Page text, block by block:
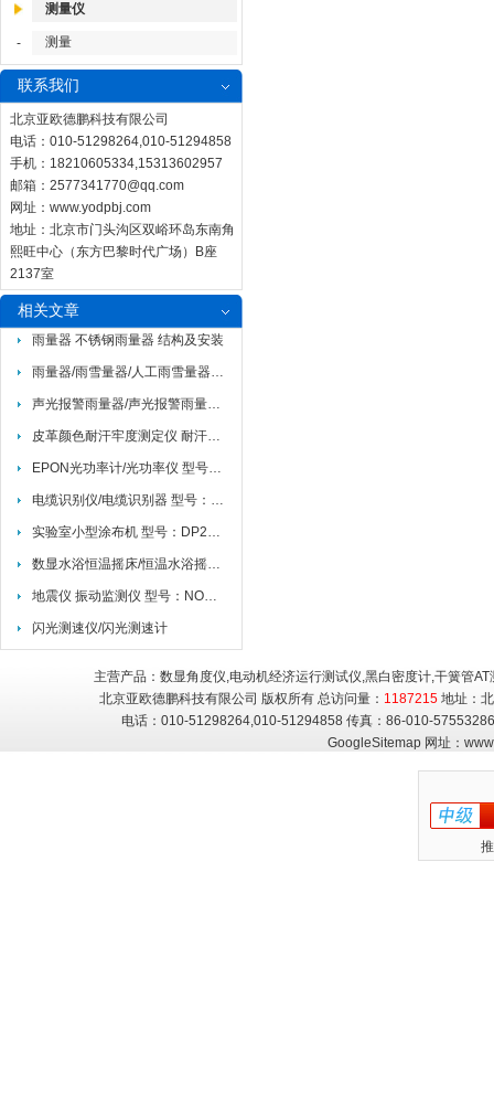
测量仪
- 测量
联系我们
北京亚欧德鹏科技有限公司
电话：010-51298264,010-51294858
手机：18210605334,15313602957
邮箱： 2577341770@qq.com
网址： www.yodpbj.com
地址：北京市门头沟区双峪环岛东南角
熙旺中心（东方巴黎时代广场）B座
2137室
相关文章
雨量器 不锈钢雨量器 结构及安装
雨量器/雨雪量器/人工雨雪量器 型号:DP1
声光报警雨量器/声光报警雨量仪 型号DP-JBD-1
皮革颜色耐汗牢度测定仪 耐汗牢度测定仪DP-LFY-314
EPON光功率计/光功率仪 型号：DPEP300点
电缆识别仪/电缆识别器 型号：DP-XC-202S
实验室小型涂布机 型号：DP29640
数显水浴恒温摇床/恒温水浴摇床/水浴恒温振荡器/恒温振荡器（往复、回旋）
地震仪 振动监测仪 型号：NOMIS 美
闪光测速仪/闪光测速计
主营产品：数显角度仪,电动机经济运行测试仪,黑白密度计,干簧管
北京亚欧德鹏科技有限公司 版权所有 总访问量： 1187215 地址：
电话：010-51298264,010-51294858 传真：86-010-
GoogleSitemap网址：